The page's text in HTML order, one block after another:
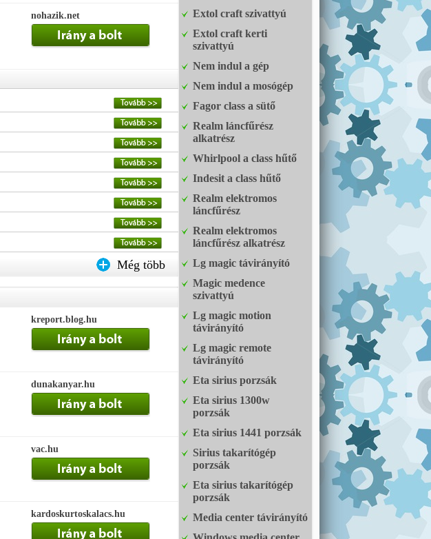
nohazik.net
Még több
kreport.blog.hu
dunakanyar.hu
vac.hu
kardoskurtoskalacs.hu
Extol craft szivattyú
Extol craft kerti
szivattyú
Nem indul a gép
Nem indul a mosógép
Fagor class a sütő
Realm láncfűrész
alkatrész
Whirlpool a class hűtő
Indesit a class hűtő
Realm elektromos
láncfűrész
Realm elektromos
láncfűrész alkatrész
Lg magic távirányító
Magic medence
szivattyú
Lg magic motion
távirányító
Lg magic remote
távirányító
Eta sirius porzsák
Eta sirius 1300w
porzsák
Eta sirius 1441 porzsák
Sirius takarítógép
porzsák
Eta sirius takarítógép
porzsák
Media center távirányító